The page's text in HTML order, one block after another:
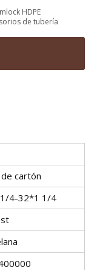
HDPE
de tubería
cartón
4-32*1 1/4